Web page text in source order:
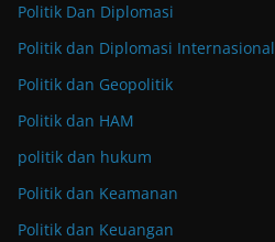
Politik Dan Diplomasi
Politik dan Diplomasi Internasional
Politik dan Geopolitik
Politik dan HAM
politik dan hukum
Politik dan Keamanan
Politik dan Keuangan